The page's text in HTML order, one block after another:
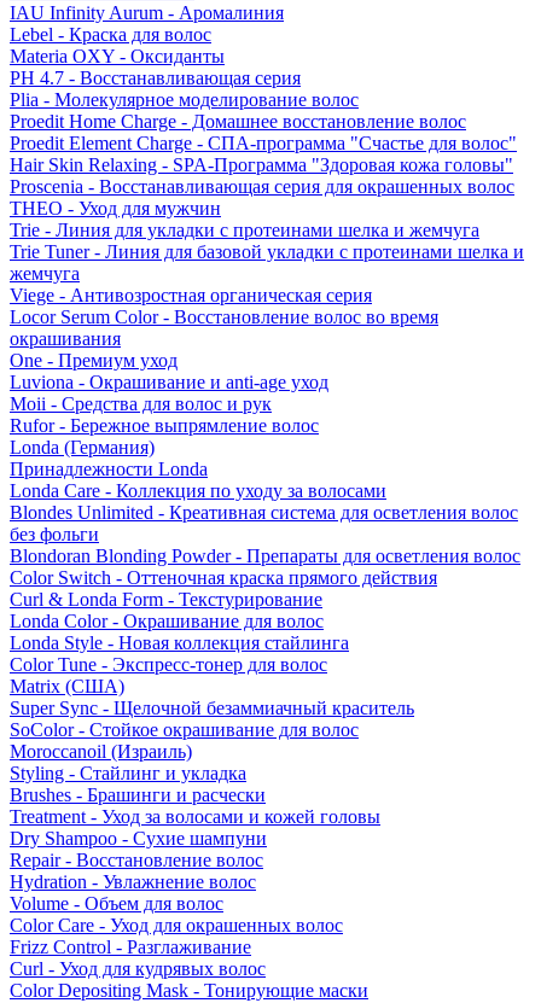
IAU Infinity Aurum - Аромалиния
Lebel - Краска для волос
Materia OXY - Оксиданты
PH 4.7 - Восстанавливающая серия
Plia - Молекулярное моделирование волос
Proedit Home Charge - Домашнее восстановление волос
Proedit Element Charge - СПА-программа "Счастье для волос"
Hair Skin Relaxing - SPA-Программа "Здоровая кожа головы"
Proscenia - Восстанавливающая серия для окрашенных волос
THEO - Уход для мужчин
Trie - Линия для укладки с протеинами шелка и жемчуга
Trie Tuner - Линия для базовой укладки с протеинами шелка и
жемчуга
Viege - Антивозростная органическая серия
Locor Serum Color - Восстановление волос во время
окрашивания
One - Премиум уход
Luviona - Окрашивание и anti-age уход
Moii - Средства для волос и рук
Rufor - Бережное выпрямление волос
Londa (Германия)
Принадлежности Londa
Londa Care - Коллекция по уходу за волосами
Blondes Unlimited - Креативная система для осветления волос
без фольги
Blondoran Blonding Powder - Препараты для осветления волос
Color Switch - Оттеночная краска прямого действия
Curl & Londa Form - Текстурирование
Londa Color - Окрашивание для волос
Londa Style - Новая коллекция стайлинга
Color Tune - Экспресс-тонер для волос
Matrix (США)
Super Sync - Щелочной безаммиачный краситель
SoColor - Стойкое окрашивание для волос
Moroccanoil (Израиль)
Styling - Стайлинг и укладка
Brushes - Брашинги и расчески
Treatment - Уход за волосами и кожей головы
Dry Shampoo - Сухие шампуни
Repair - Восстановление волос
Hydration - Увлажнение волос
Volume - Объем для волос
Color Care - Уход для окрашенных волос
Frizz Control - Разглаживание
Curl - Уход для кудрявых волос
Color Depositing Mask - Тонирующие маски